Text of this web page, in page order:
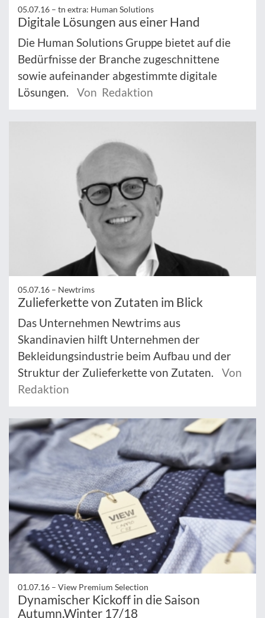
05.07.16 – tn extra: Human Solutions
Digitale Lösungen aus einer Hand
Die Human Solutions Gruppe bietet auf die
Bedürfnisse der Branche zugeschnittene
sowie aufeinander abgestimmte digitale
Lösungen.
Von Redaktion
05.07.16 – Newtrims
Zulieferkette von Zutaten im Blick
Das Unternehmen Newtrims aus
Skandinavien hilft Unternehmen der
Bekleidungsindustrie beim Aufbau und der
Struktur der Zulieferkette von Zutaten.
Von
Redaktion
01.07.16 – View Premium Selection
Dynamischer Kickoff in die Saison
Autumn.Winter 17/18